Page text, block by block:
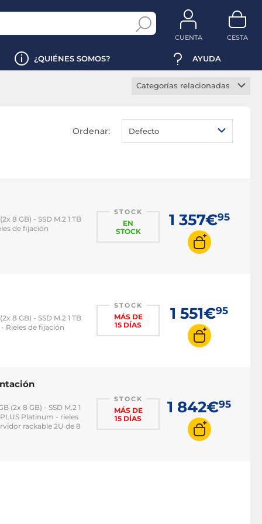
CUENTA CESTA
¿QUIÉNES SOMOS? AYUDA
Categorías relacionadas
Servidor rack
Servidor rack 2U
Ordenar: Defecto
8 GB) - SSD M.2 1 TB
de fijación
STOCK
EN
STOCK
1 357€95
8 GB) - SSD M.2 1 TB
Rieles de fijación
STOCK
MÁS DE
15 DÍAS
1 551€95
(2x 8 GB) - SSD M.2 1
Platinum - rieles
rackable 2U de 8
STOCK
MÁS DE
15 DÍAS
1 842€95